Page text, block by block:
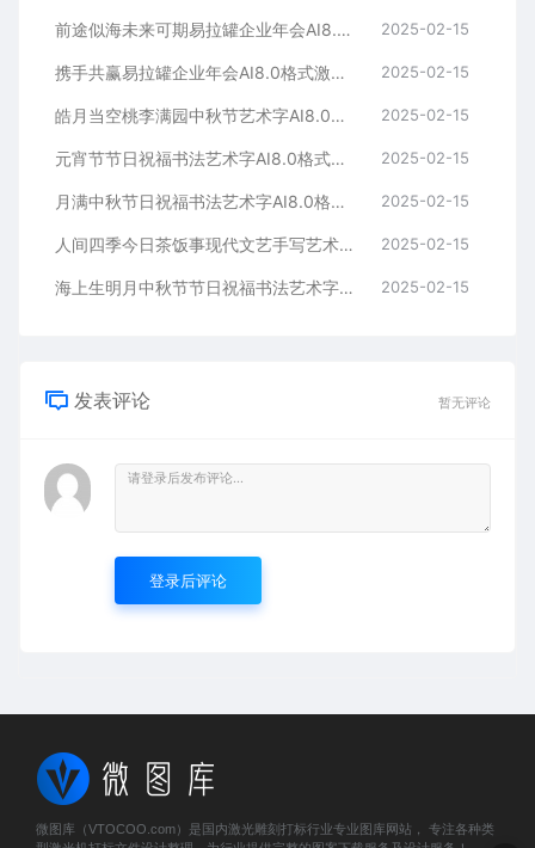
前途似海未来可期易拉罐企业年会AI8.0格式激光打标文件通用矢量图 2025-02-15
携手共赢易拉罐企业年会AI8.0格式激光打标文件通用矢量图 2025-02-15
皓月当空桃李满园中秋节艺术字AI8.0格式激光打标文件通用矢量图 2025-02-15
元宵节节日祝福书法艺术字AI8.0格式激光打标文件通用矢量图 2025-02-15
月满中秋节日祝福书法艺术字AI8.0格式激光打标文件通用矢量图 2025-02-15
人间四季今日茶饭事现代文艺手写艺术字AI8.0格式激光打标文件通用矢量图 2025-02-15
海上生明月中秋节节日祝福书法艺术字AI8.0格式激光打标文件通用矢量图 2025-02-15
发表评论 暂无评论
登录后评论
微图库（VTOCOO.com）是国内激光雕刻打标行业专业图库网站， 专注各种类